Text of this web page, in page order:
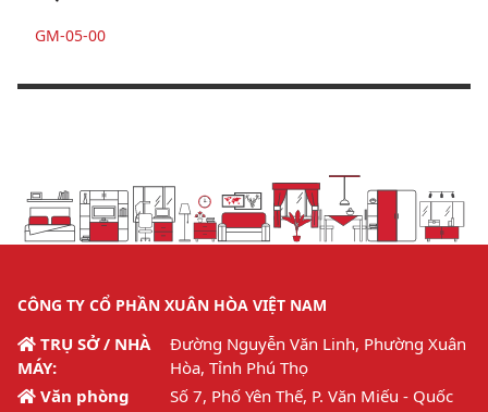
GM-05-00
CÔNG TY CỔ PHẦN XUÂN HÒA VIỆT NAM
TRỤ SỞ / NHÀ
MÁY:
Đường Nguyễn Văn Linh, Phường Xuân
Hòa, Tỉnh Phú Thọ
Văn phòng
Số 7, Phố Yên Thế, P. Văn Miếu - Quốc